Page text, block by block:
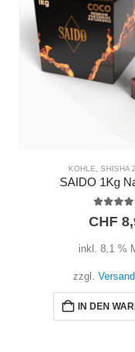
KOHLE, SHISHA
SAIDO 1Kg
CHF
inkl. 8,1 %
zzgl.
IN DEN